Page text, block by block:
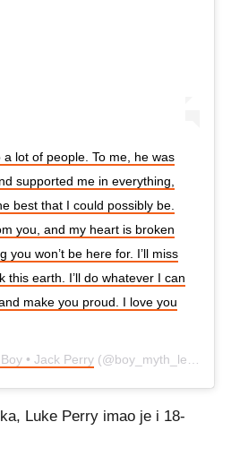
lot of people. To me, he was
supported me in everything,
best that I could possibly be.
you, and my heart is broken
you won’t be here for. I’ll miss
this earth. I’ll do whatever I can
make you proud. I love you
• Jack Perry (@boy_myth_legend) on
Luke Perry imao je i 18-